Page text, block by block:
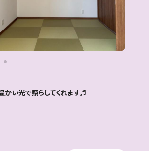
かい光で照らしてくれます♬